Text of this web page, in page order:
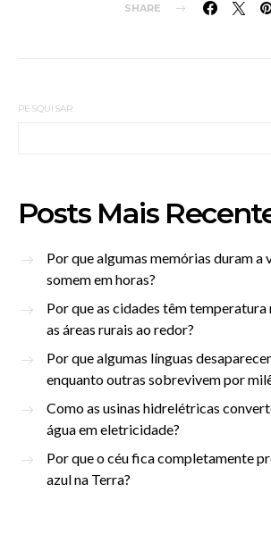
SHARE
PESQUISAR
Posts Mais
Por que algumas memórias duram a
somem em horas?
Por que as cidades têm temperatura
as áreas rurais ao redor?
Por que algumas línguas
enquanto outras sobrevivem por
Como as usinas hidrelétricas
água em eletricidade?
Por que o céu fica completamente
azul na Terra?